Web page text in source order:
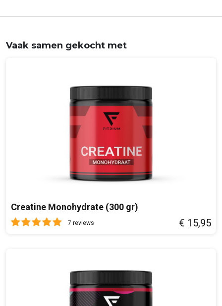
Voedingssupplementen zijn niet bedoeld als vervanging van,
maar als aanvulling op een gevarieerd dieet. Raadpleeg altijd
eerst een arts voor gebruik van dit product bij een medische
op het moment dat je dit product ontvangt. Gebruik
uitsluitend zoals is aangegeven. Buiten bereik van kinderen
houden. Lees het hele etiket voor gebruik.
Mix 1 scoop met koud met water. Idealiter vooraf innemen
van een work out.
Vaak samen gekocht met
Creatine Monohydrate (300 gr)
7 reviews € 15,95